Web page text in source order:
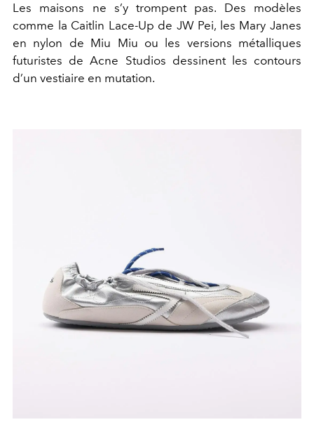
Les maisons ne s’y trompent pas. Des modèles
comme la Caitlin Lace-Up de JW Pei, les Mary Janes
en nylon de Miu Miu ou les versions métalliques
futuristes deAcne Studios dessinent les contours
d’un vestiaire en mutation.